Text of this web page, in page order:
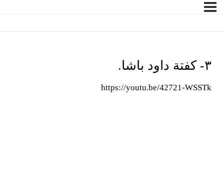
٣- كفتة داود باشا.
https://youtu.be/42721-WSSTk